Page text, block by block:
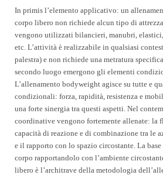
In primis l’elemento applicativo: un
corpo libero non richiede alcun tipo di
vengono utilizzati bilancieri, manubri,
etc. L’attività è realizzabile in qualsiasi
palestra) e non richiede una metratura
secondo luogo emergono gli elementi
L’allenamento bodyweight agisce su tutte e
condizionali: forza, rapidità, resistenza e
una forte sinergia tra questi aspetti. Nel
coordinative vengono fortemente allenate: la
capacità di reazione e di combinazione tra le
e il rapporto con lo spazio circostante. La
corpo rapportandolo con l’ambiente
libero è l’architrave della metodologia